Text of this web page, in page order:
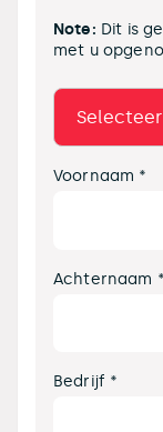
Note: Dit is
met u
Voornaam *
Achternaam *
Bedrijf *